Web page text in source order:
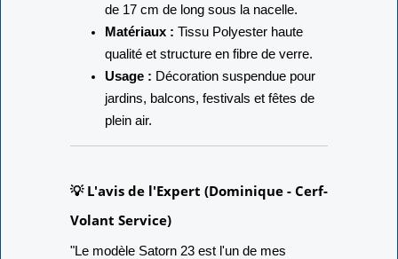
de 17 cm de long sous la nacelle.
Matériaux : Tissu Polyester haute
qualité et structure en fibre de verre.
Usage : Décoration suspendue pour
jardins, balcons, festivals et fêtes de
plein air.
💡 L'avis de l'Expert (Dominique - Cerf-
Volant Service)
"Le modèle Satorn 23 est l'un de mes